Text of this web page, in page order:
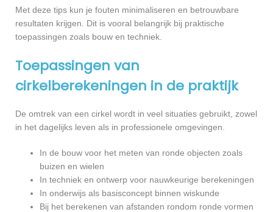
Met deze tips kun je fouten minimaliseren en betrouwbare
resultaten krijgen. Dit is vooral belangrijk bij praktische
toepassingen zoals bouw en techniek.
Toepassingen van
cirkelberekeningen in de praktijk
De omtrek van een cirkel wordt in veel situaties gebruikt, zowel
in het dagelijks leven als in professionele omgevingen.
In de bouw voor het meten van ronde objecten zoals
buizen en wielen
In techniek en ontwerp voor nauwkeurige berekeningen
In onderwijs als basisconcept binnen wiskunde
Bij het berekenen van afstanden rondom ronde vormen